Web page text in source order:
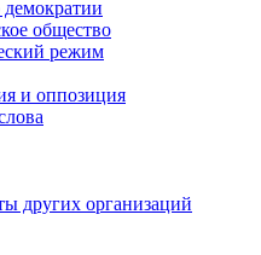
общество
режим
и оппозиция
других организаций